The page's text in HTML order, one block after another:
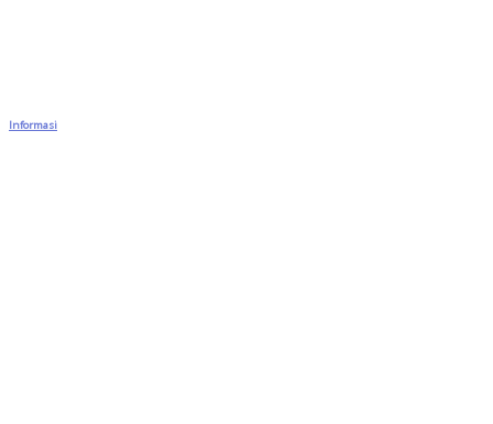
Informasi